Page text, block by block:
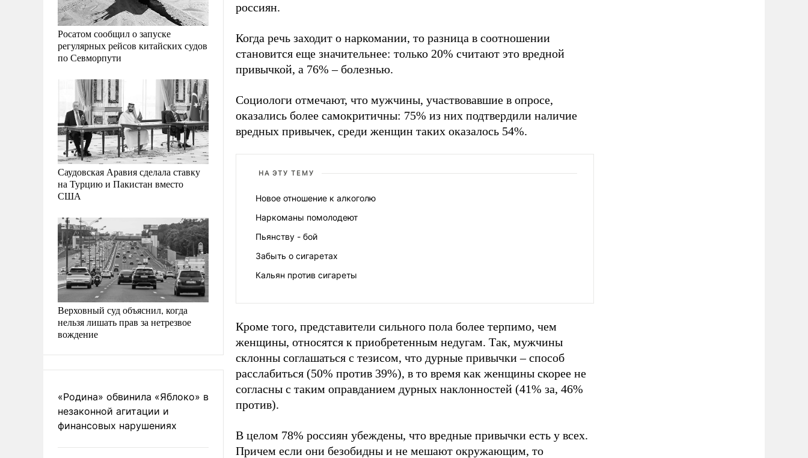
Росатом сообщил о запуске
регулярных рейсов китайских судов
по Севморпути
Саудовская Аравия сделала ставку
на Турцию и Пакистан вместо
США
Верховный суд объяснил, когда
нельзя лишать прав за нетрезвое
вождение
«Родина» обвинила «Яблоко» в
незаконной агитации и
финансовых нарушениях
россиян.
Когда речь заходит о наркомании, то разница в соотношении
становится еще значительнее: только 20% считают это вредной
привычкой, а 76% – болезнью.
Социологи отмечают, что мужчины, участвовавшие в опросе,
оказались более самокритичны: 75% из них подтвердили наличие
вредных привычек, среди женщин таких оказалось 54%.
НА ЭТУ ТЕМУ
Новое отношение к алкоголю
Наркоманы помолодеют
Пьянству - бой
Забыть о сигаретах
Кальян против сигареты
Кроме того, представители сильного пола более терпимо, чем
женщины, относятся к приобретенным недугам. Так, мужчины
склонны соглашаться с тезисом, что дурные привычки – способ
расслабиться (50% против 39%), в то время как женщины скорее не
согласны с таким оправданием дурных наклонностей (41% за, 46%
против).
В целом 78% россиян убеждены, что вредные привычки есть у всех.
Причем если они безобидны и не мешают окружающим, то